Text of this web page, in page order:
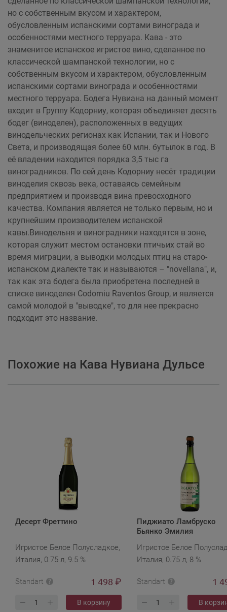
но с собственным вкусом и характером,
обусловленным испанскими сортами винограда и
особенностями местного терруара. Кава - это
знаменитое испанское игристое вино, сделанное по
классической шампанской технологии, но с
собственным вкусом и характером, обусловленным
испанскими сортами винограда и особенностями
местного терруара. Бодега Нувиана на данный момент
входит в Группу Кодорниу, которая объединяет десять
бодег (виноделен), расположенных в ведущих
винодельческих регионах как Испании, так и Нового
Света, и производящая более 60 млн. бутылок в год. В
её владении находится порядка 3,5 тыс га
виноградников. По сей день Кодорниу несёт традиции
виноделия сквозь века, оставаясь семейным
предприятием и производя вина превосходного
качества. Компания является не только первым, но и
крупнейшим производителем испанской
кавы.Винодельня и виноградники находятся в зоне,
которая служит местом остановки птичьих стай во
время миграции, а выводки молодых птиц на старо-
испанском диалекте так и называются – "novellanа", и,
так как эта бодега была приобретена последней в
списке виноделен Codorniu Raventos Group, и является
самой молодой в "выводке", то для нее прекрасно
подходит это название.
Похожие на Кава Нувиана Дульсе
Десерт Фреттино
Игристое Белое Полусладкое,
Италия, 0.75 л, 9.5 %
Standart 1 498 ₽
В корзину
Пиджиато Ламбруско
Бьянко Эмилия
Игристое Белое
Италия, 0.75 л, 8 %
Standart 1
В